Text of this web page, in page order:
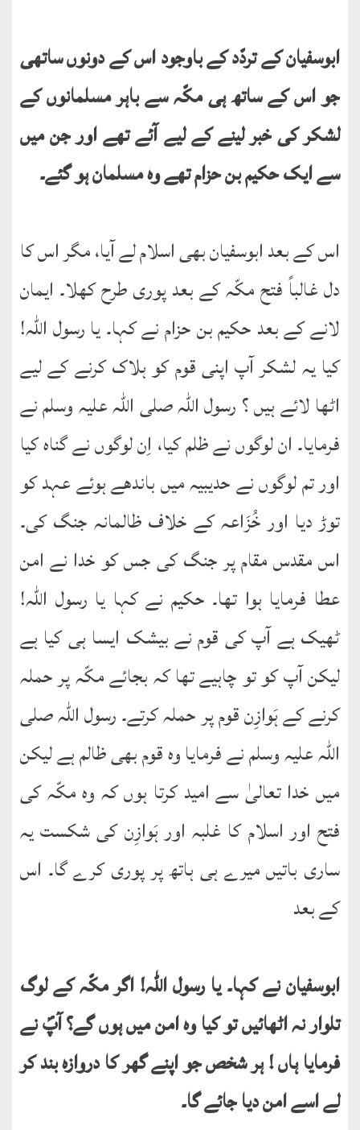
ابوسفیان کے تردّد کے باوجود اس کے دونوں ساتھی
جو اس کے ساتھ ہی مکّہ سے باہر مسلمانوں کے
لشکر کی خبر لینے کے لیے آئے تھے اور جن میں
سے ایک حکیم بن حزام تھے وہ مسلمان ہو گئے۔
اس کے بعد ابوسفیان بھی اسلام لے آیا، مگر اس کا
دل غالباً فتح مکّہ کے بعد پوری طرح کھلا۔ ایمان
لانے کے بعد حکیم بن حزام نے کہا۔ یا رسول اللہ!
کیا یہ لشکر آپ اپنی قوم کو ہلاک کرنے کے لیے
اٹھا لائے ہیں ؟ رسول اللہ صلی اللہ علیہ وسلم نے
فرمایا۔ ان لوگوں نے ظلم کیا، اِن لوگوں نے گناہ کیا
اور تم لوگوں نے حدیبیہ میں باندھے ہوئے عہد کو
توڑ دیا اور خُزَاعہ کے خلاف ظالمانہ جنگ کی۔
اس مقدس مقام پر جنگ کی جس کو خدا نے امن
عطا فرمایا ہوا تھا۔ حکیم نے کہا یا رسول اللہ!
ٹھیک ہے آپ کی قوم نے بیشک ایسا ہی کیا ہے
لیکن آپ کو تو چاہیے تھا کہ بجائے مکّہ پر حملہ
کرنے کے ہَوازِن قوم پر حملہ کرتے۔ رسول اللہ صلی
اللہ علیہ وسلم نے فرمایا وہ قوم بھی ظالم ہے لیکن
میں خدا تعالیٰ سے امید کرتا ہوں کہ وہ مکّہ کی
فتح اور اسلام کا غلبہ اور ہَوازِن کی شکست یہ
ساری باتیں میرے ہی ہاتھ پر پوری کرے گا۔ اس
کے بعد
ابوسفیان نے کہا۔ یا رسول اللہ! اگر مکّہ کے لوگ
تلوار نہ اٹھائیں تو کیا وہ امن میں ہوں گے؟ آپؐ نے
فرمایا ہاں ! ہر شخص جو اپنے گھر کا دروازہ بند کر
لے اسے امن دیا جائے گا۔